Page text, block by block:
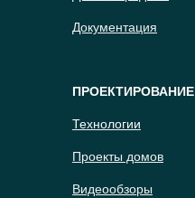
Видеообзоры
Проекты домов
Технологии
ПРОЕКТИРОВАНИЕ
Документация